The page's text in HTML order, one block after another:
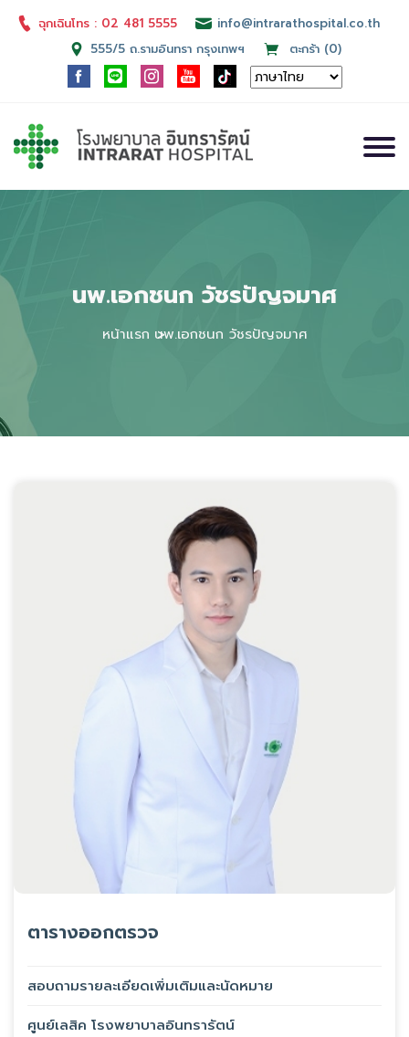
ฉุกเฉินโทร : 02 481 5555
info@intrarathospital.co.th
555/5 ถ.รามอินทรา กรุงเทพฯ
ตะกร้า (0)
นพ.เอกชนก วัชรปัญจมาศ
หน้าแรก นพ.เอกชนก วัชรปัญจมาศ
ตารางออกตรวจ
สอบถามรายละเอียดเพิ่มเติมและนัดหมาย
ศูนย์เลสิค โรงพยาบาลอินทรารัตน์